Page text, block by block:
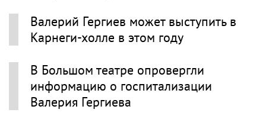
Валерий Гергиев может выступить в
Карнеги-холле в этом году
В Большом театре опровергли
информацию о госпитализации
Валерия Гергиева